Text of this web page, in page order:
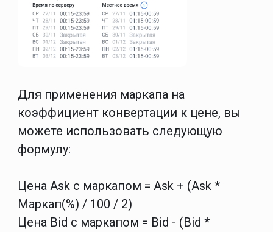
Для применения маркапа на
коэффициент конвертации к цене, вы
можете использовать следующую
формулу:
Цена Ask с маркапом = Ask + (Ask *
Маркап(%) / 100 / 2)
Цена Bid с маркапом = Bid - (Bid *